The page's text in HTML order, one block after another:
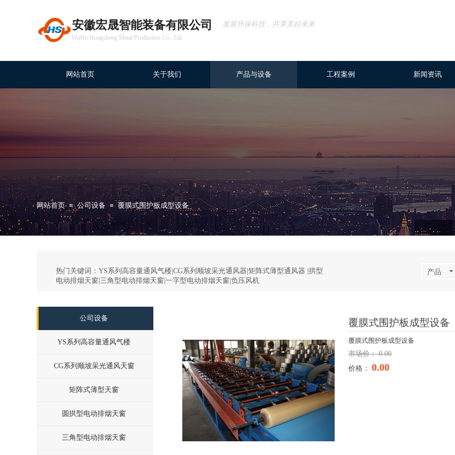
安徽宏晟智能装备有限公司
WuHu Hongsheng Metal Production Co., Ltd.
发展环保科技，共享美好未来
网站首页 关于我们 产品与设备 工程案例 新闻资讯
网站首页 ≡ 公司设备 ≡ 覆膜式围护板成型设备
产品
热门关键词： YS系列高容量通风气楼|CG系列顺坡采光通风器|矩阵式薄型通风器 |拱型
电动排烟天窗|三角型电动排烟天窗|一字型电动排烟天窗|负压风机
覆膜式围护板成型设备
覆膜式围护板成型设备
市场价：0.00
价格： 0.00
公司设备
YS系列高容量通风气楼
CG系列顺坡采光通风天窗
矩阵式薄型天窗
圆拱型电动排烟天窗
三角型电动排烟天窗